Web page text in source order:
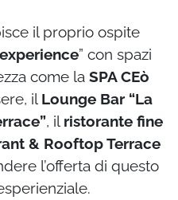
il proprio ospite
” con spazi
come la SPA CEò
il Lounge Bar “La
, il ristorante fine
& Rooftop Terrace
l’offerta di questo